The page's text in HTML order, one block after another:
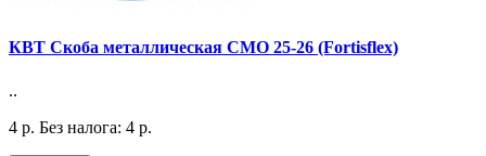
КВТ Скоба металлическая СМО 25-26 (Fortisflex)
..
4 р. Без налога: 4 р.